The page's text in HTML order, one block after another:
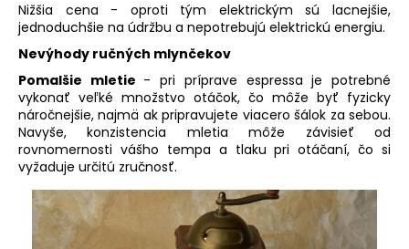
Nižšia cena - oproti tým elektrickým sú lacnejšie,
jednoduchšie na údržbu a nepotrebujú elektrickú energiu.
Nevýhody ručných mlynčekov
Pomalšie mletie - pri príprave espressa je potrebné
vykonať veľké množstvo otáčok, čo môže byť fyzicky
náročnejšie, najmä ak pripravujete viacero šálok za sebou.
Navyše, konzistencia mletia môže závisieť od
rovnomernosti vášho tempa a tlaku pri otáčaní, čo si
vyžaduje určitú zručnosť.